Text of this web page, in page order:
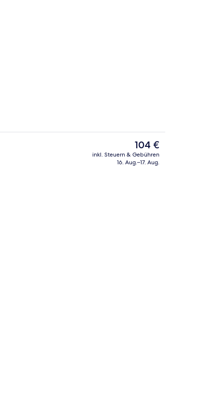
Der
aktuelle
Preis
104 €
inkl. Steuern & Gebühren
16. Aug.–17. Aug.